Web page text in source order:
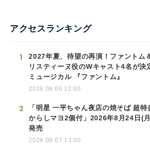
アクセスランキング
1
2027年夏、待望の再演！ファントム
リスティーヌ役のWキャスト4名が決
ミュージカル 『ファントム』
2026.08.06 12:00
2
「明星 一平ちゃん夜店の焼そば 超特
からしマヨ2個付」2026年8月24日(
発売
2026.08.07 13:00